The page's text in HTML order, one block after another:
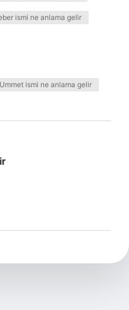
ismi ne anlama gelir
Ummet ismi ne anlama gelir